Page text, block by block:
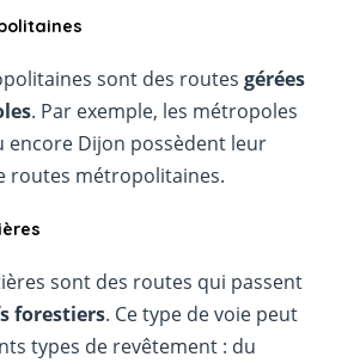
sont des routes gérées
. Par exemple, les métropoles
encore Dijon possèdent leur
routes métropolitaines.
sont des routes qui passent
forestiers. Ce type de voie peut
types de revêtement : du